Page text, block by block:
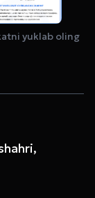
yuklab oling